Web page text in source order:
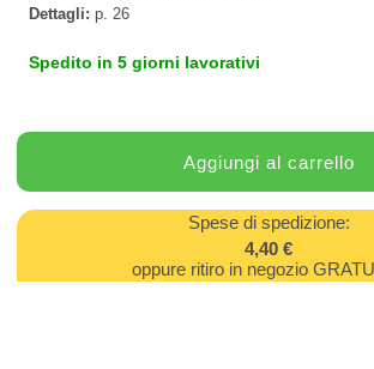
Dettagli:p. 26
Spedito in 5 giorni lavorativi
Spese di spedizione:
4,40 €
oppure ritiro in negozio